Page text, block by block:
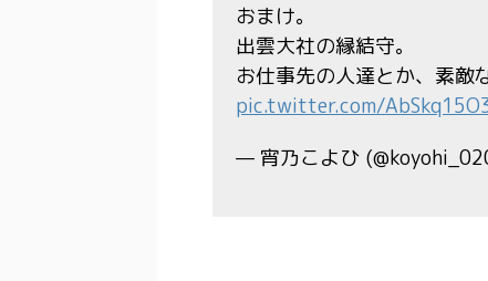
おまけ。
出雲大社の縁結守。
お仕事先の人達とか、素敵
pic.twitter.com/
— 宵乃こよひ